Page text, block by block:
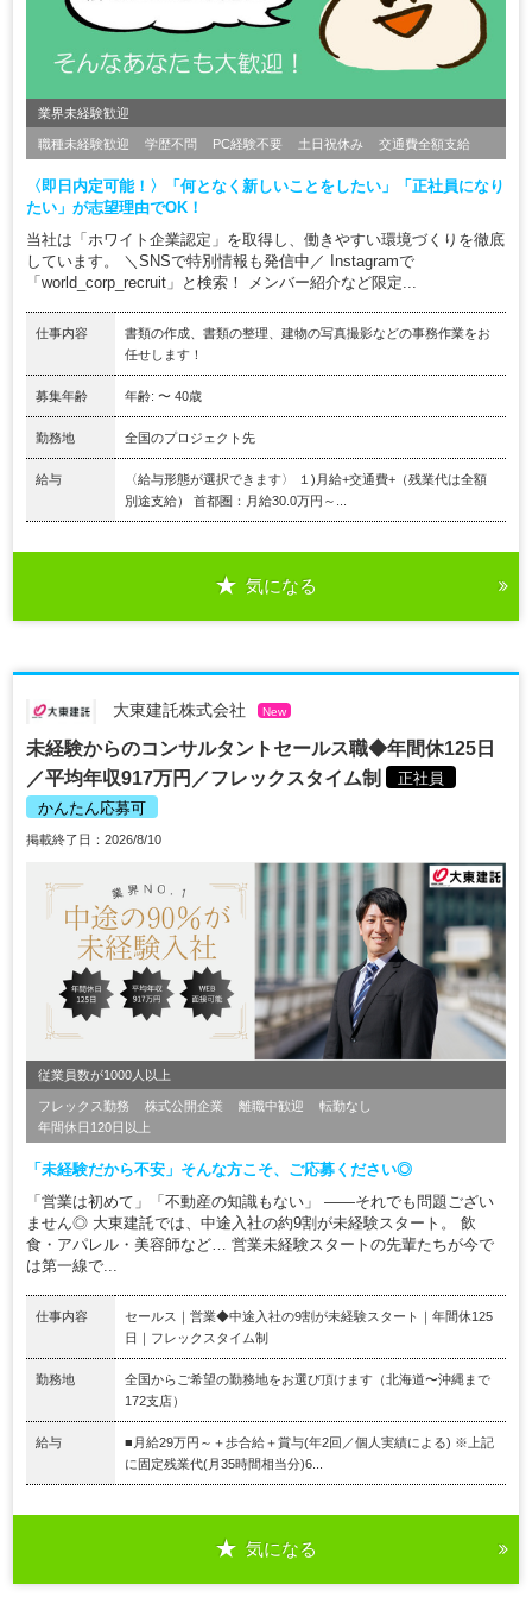
業界未経験歓迎
職種未経験歓迎 学歴不問 PC経験不要 土日祝休み 交通費全額支給
〈即日内定可能！〉「何となく新しいことをしたい」「正社員になり
たい」が志望理由でOK！
当社は「ホワイト企業認定」を取得し、働きやすい環境づくりを徹底
しています。 ＼SNSで特別情報も発信中／ Instagramで
「world_corp_recruit」と検索！ メンバー紹介など限定...
仕事内容
書類の作成、書類の整理、建物の写真撮影などの事務作業をお
任せします！
募集年齢 年齢: 〜 40歳
勤務地 全国のプロジェクト先
給与
〈給与形態が選択できます〉 １)月給+交通費+（残業代は全額
別途支給） 首都圏：月給30.0万円～...
気になる
大東建託株式会社 New
未経験からのコンサルタントセールス職◆年間休125日
／平均年収917万円／フレックスタイム制
正社員
かんたん応募可
掲載終了日：2026/8/10
従業員数が1000人以上
フレックス勤務 株式公開企業 離職中歓迎
転勤なし
年間休日120日以上
「未経験だから不安」そんな方こそ、ご応募ください◎
「営業は初めて」「不動産の知識もない」 ——それでも問題ござい
ません◎ 大東建託では、中途入社の約9割が未経験スタート。 飲
食・アパレル・美容師など… 営業未経験スタートの先輩たちが今で
は第一線で...
仕事内容
セールス｜営業◆中途入社の9割が未経験スタート｜年間休125
日｜フレックスタイム制
勤務地
全国からご希望の勤務地をお選び頂けます（北海道〜沖縄まで
172支店）
給与
■月給29万円～＋歩合給＋賞与(年2回／個人実績による) ※上記
に固定残業代(月35時間相当分)6...
気になる